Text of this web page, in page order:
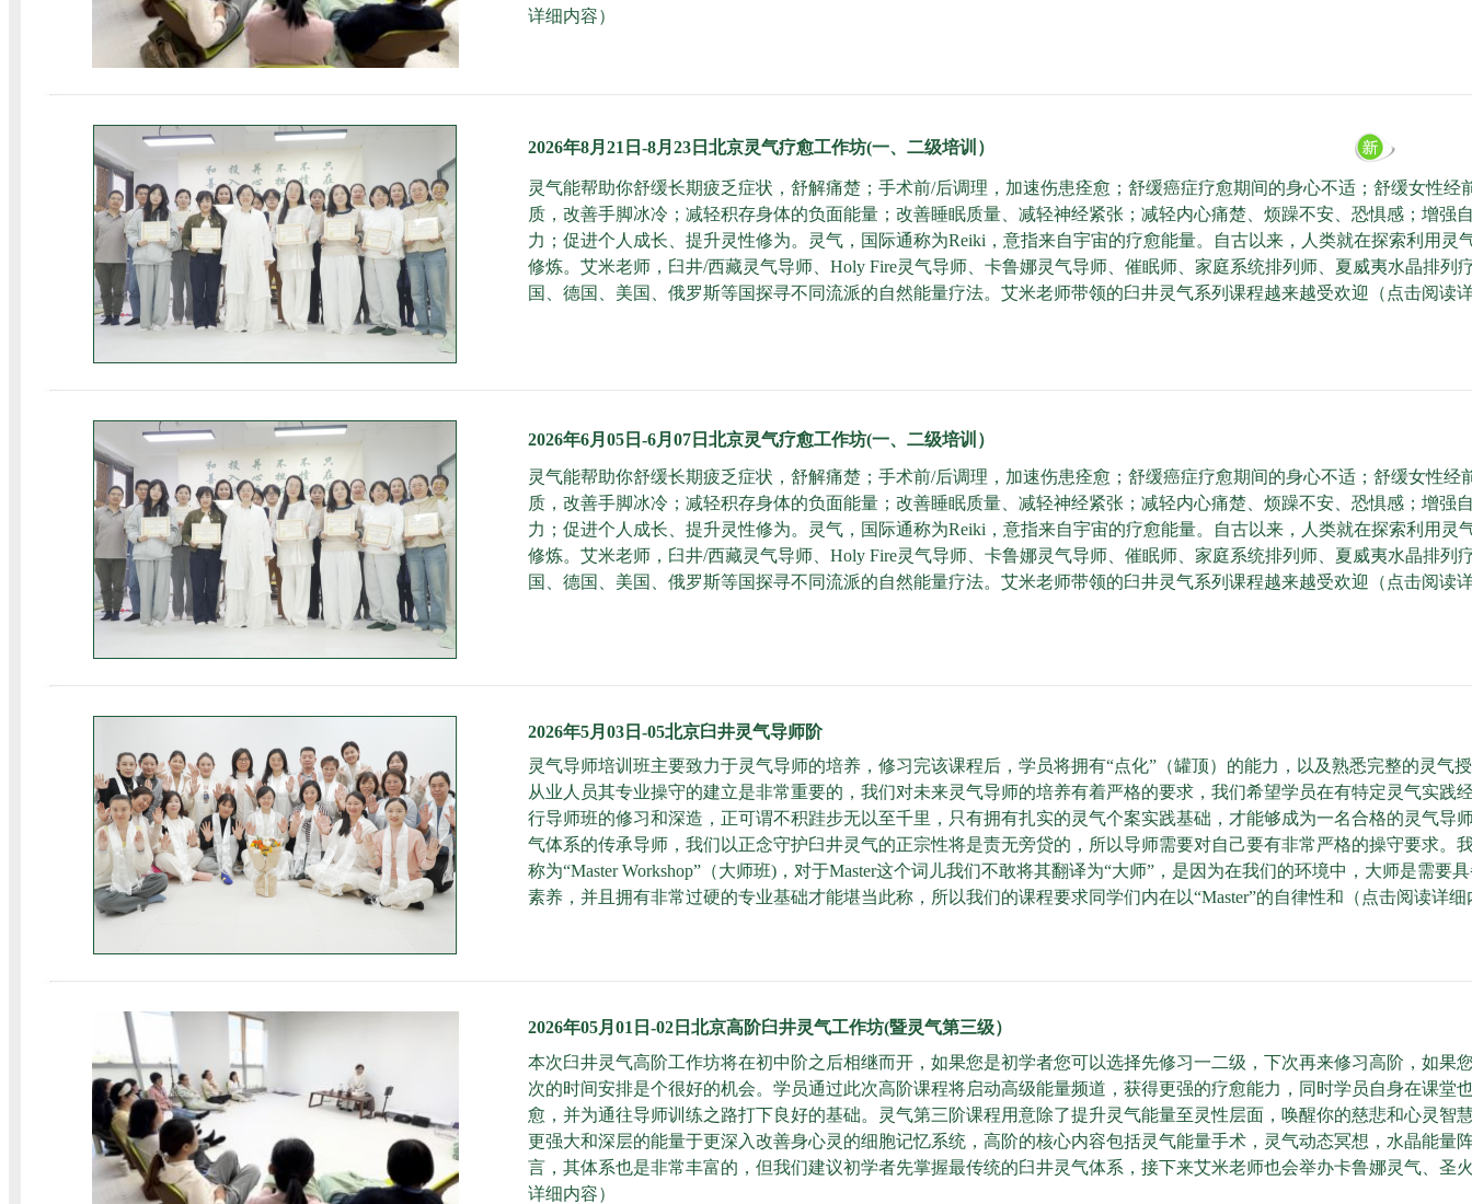
详细内容）
2026年8月21日-8月23日北京灵气疗愈工作坊(一、二级培训）
灵气能帮助你舒缓长期疲乏症状，舒解痛楚；手术前/后调理，加速伤患痊愈；舒缓癌症疗愈期间的身心不适；舒缓女性经
质，改善手脚冰冷；减轻积存身体的负面能量；改善睡眠质量、减轻神经紧张；减轻内心痛楚、烦躁不安、恐惧感；增强
力；促进个人成长、提升灵性修为。灵气，国际通称为Reiki，意指来自宇宙的疗愈能量。自古以来，人类就在探索利用灵
修炼。艾米老师，臼井/西藏灵气导师、Holy Fire灵气导师、卡鲁娜灵气导师、催眠师、家庭系统排列师、夏威夷水晶排列
国、德国、美国、俄罗斯等国探寻不同流派的自然能量疗法。艾米老师带领的臼井灵气系列课程越来越受欢迎（点击阅读
2026年6月05日-6月07日北京灵气疗愈工作坊(一、二级培训）
灵气能帮助你舒缓长期疲乏症状，舒解痛楚；手术前/后调理，加速伤患痊愈；舒缓癌症疗愈期间的身心不适；舒缓女性经
质，改善手脚冰冷；减轻积存身体的负面能量；改善睡眠质量、减轻神经紧张；减轻内心痛楚、烦躁不安、恐惧感；增强
力；促进个人成长、提升灵性修为。灵气，国际通称为Reiki，意指来自宇宙的疗愈能量。自古以来，人类就在探索利用灵
修炼。艾米老师，臼井/西藏灵气导师、Holy Fire灵气导师、卡鲁娜灵气导师、催眠师、家庭系统排列师、夏威夷水晶排列
国、德国、美国、俄罗斯等国探寻不同流派的自然能量疗法。艾米老师带领的臼井灵气系列课程越来越受欢迎（点击阅读
2026年5月03日-05北京臼井灵气导师阶
灵气导师培训班主要致力于灵气导师的培养，修习完该课程后，学员将拥有“点化”（罐顶）的能力，以及熟悉完整的灵气
从业人员其专业操守的建立是非常重要的，我们对未来灵气导师的培养有着严格的要求，我们希望学员在有特定灵气实践
行导师班的修习和深造，正可谓不积跬步无以至千里，只有拥有扎实的灵气个案实践基础，才能够成为一名合格的灵气导
气体系的传承导师，我们以正念守护臼井灵气的正宗性将是责无旁贷的，所以导师需要对自己要有非常严格的操守要求。
称为“Master Workshop”（大师班)，对于Master这个词儿我们不敢将其翻译为“大师”，是因为在我们的环境中，大师是需要
素养，并且拥有非常过硬的专业基础才能堪当此称，所以我们的课程要求同学们内在以“Master”的自律性和 （点击阅读详
2026年05月01日-02日北京高阶臼井灵气工作坊(暨灵气第三级）
本次臼井灵气高阶工作坊将在初中阶之后相继而开，如果您是初学者您可以选择先修习一二级，下次再来修习高阶，如果
次的时间安排是个很好的机会。学员通过此次高阶课程将启动高级能量频道，获得更强的疗愈能力，同时学员自身在课堂
愈，并为通往导师训练之路打下良好的基础。灵气第三阶课程用意除了提升灵气能量至灵性层面，唤醒你的慈悲和心灵智
更强大和深层的能量于更深入改善身心灵的细胞记忆系统，高阶的核心内容包括灵气能量手术，灵气动态冥想，水晶能量
言，其体系也是非常丰富的，但我们建议初学者先掌握最传统的臼井灵气体系，接下来艾米老师也会举办卡鲁娜灵气、圣
详细内容）